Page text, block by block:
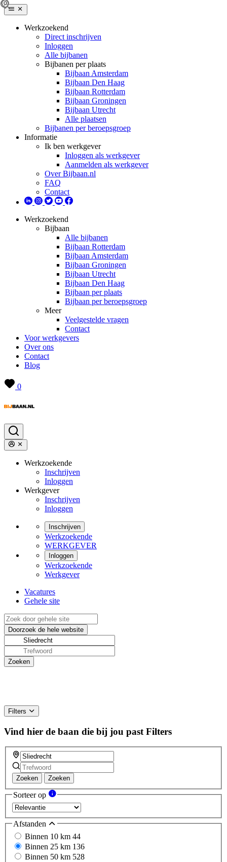
Werkzoekend
Direct inschrijven
Inloggen
Alle bijbanen
Bijbanen per plaats
Bijbaan Amsterdam
Bijbaan Den Haag
Bijbaan Rotterdam
Bijbaan Groningen
Bijbaan Utrecht
Alle plaatsen
Bijbanen per beroepsgroep
Informatie
Ik ben werkgever
Inloggen als werkgever
Aanmelden als werkgever
Over Bijbaan.nl
FAQ
Contact
Werkzoekend
Bijbaan
Alle bijbanen
Bijbaan Rotterdam
Bijbaan Amsterdam
Bijbaan Groningen
Bijbaan Utrecht
Bijbaan Den Haag
Bijbaan per plaats
Bijbaan per beroepsgroep
Meer
Veelgestelde vragen
Contact
Voor werkgevers
Over ons
Contact
Blog
0
Werkzoekende
Inschrijven
Inloggen
Werkgever
Inschrijven
Inloggen
Inschrijven
Werkzoekende
WERKGEVER
Inloggen
Werkzoekende
Werkgever
Vacatures
Gehele site
Filters
Vind hier de baan die bij jou past Filters
Zoeken Zoeken
Sorteer op
Afstanden
Binnen 10 km 44
Binnen 25 km 136
Binnen 50 km 528